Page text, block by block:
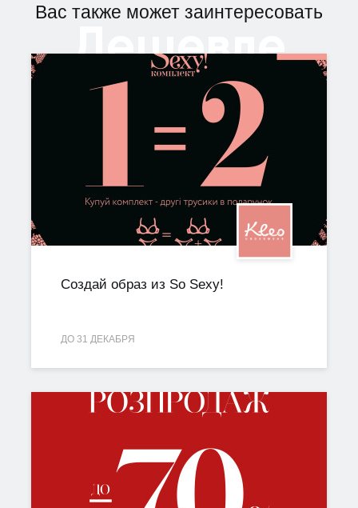
Вас также может заинтересовать
Дешевле
Создай образ из So Sexy!
ДО 31 ДЕКАБРЯ